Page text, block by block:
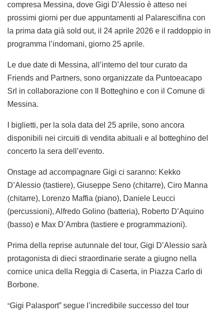
compresa Messina, dove Gigi D’Alessio è atteso nei
prossimi giorni per due appuntamenti al Palarescifina con
la prima data già sold out, il 24 aprile 2026 e il raddoppio in
programma l’indomani, giorno 25 aprile.
Le due date di Messina, all’interno del tour curato da
Friends and Partners, sono organizzate da Puntoeacapo
Srl in collaborazione con Il Botteghino e con il Comune di
Messina.
I biglietti, per la sola data del 25 aprile, sono ancora
disponibili nei circuiti di vendita abituali e al botteghino del
concerto la sera dell’evento.
Onstage ad accompagnare Gigi ci saranno: Kekko
D’Alessio (tastiere), Giuseppe Seno (chitarre), Ciro Manna
(chitarre), Lorenzo Maffia (piano), Daniele Leucci
(percussioni), Alfredo Golino (batteria), Roberto D’Aquino
(basso) e Max D’Ambra (tastiere e programmazioni).
Prima della reprise autunnale del tour, Gigi D’Alessio sarà
protagonista di dieci straordinarie serate a giugno nella
cornice unica della Reggia di Caserta, in Piazza Carlo di
Borbone.
“Gigi Palasport” segue l’incredibile successo del tour